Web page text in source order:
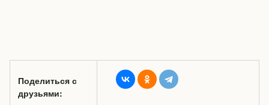
Поделиться с
друзьями: